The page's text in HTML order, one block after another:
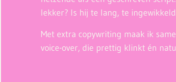
lekker? Is hij te lang, te
Met extra copywriting maak ik
voice-over, die prettig klinkt én